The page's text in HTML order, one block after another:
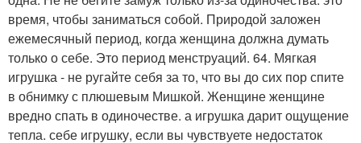
время, чтобы заниматься собой. Природой заложен
ежемесячный период, когда женщина должна думать
только о себе. Это период менструаций. 64. Мягкая
игрушка - не ругайте себя за то, что вы до сих пор спите
в обнимку с плюшевым Мишкой. Женщине женщине
вредно спать в одиночестве. а игрушка дарит ощущение
тепла. себе игрушку, если вы чувствуете недостаток